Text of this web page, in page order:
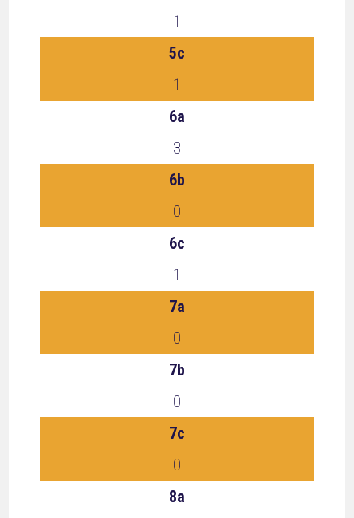
1
5c
1
6a
3
6b
0
6c
1
7a
0
7b
0
7c
0
8a